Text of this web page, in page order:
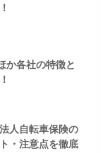
か各社の特徴と
人自転車保険の
・注意点を徹底